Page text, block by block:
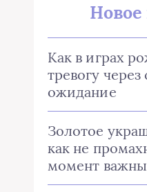
Новое
Как в играх
тревогу через
ожидание
Золотое
как не
момент